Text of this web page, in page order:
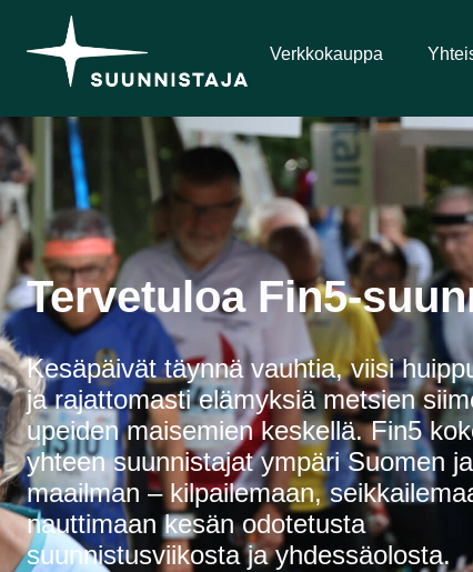
Verkkokauppa
Tervetuloa Fin5-
Kesäpäivät täynnä vauhtia, viisi
ja rajattomasti elämyksiä metsien
upeiden maisemien keskellä. Fin5
yhteen suunnistajat ympäri Suomen ja
maailman – kilpailemaan,
nauttimaan kesän odotetusta
suunnistusviikosta ja yhdessäolosta.